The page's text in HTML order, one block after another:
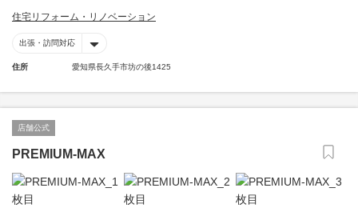
住宅リフォーム・リノベーション
出張・訪問対応
住所 愛知県長久手市坊の後1425
店舗公式
PREMIUM-MAX